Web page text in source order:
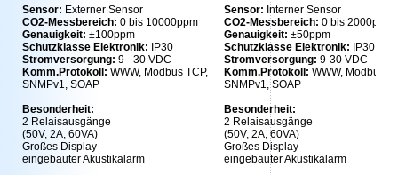
Sensor: Externer Sensor
CO2-Messbereich: 0 bis 10000ppm
Genauigkeit: ±100ppm
Schutzklasse Elektronik:
IP30
Stromversorgung: 9 - 30 VDC
Komm.Protokoll: WWW, Modbus TCP,
SNMPv1, SOAP
Besonderheit:
2 Relaisausgänge
(50V, 2A, 60VA)
Großes Display
eingebauter Akustikalarm
Sensor: Interner Sensor
CO2-Messbereich: 0 bis 2000ppm
Genauigkeit: ±50ppm
Schutzklasse Elektronik:
IP30
Stromversorgung: 9-30 VDC
Komm.Protokoll: WWW, Modbus
SNMPv1, SOAP
Besonderheit:
2 Relaisausgänge
(50V, 2A, 60VA)
Großes Display
eingebauter Akustikalarm